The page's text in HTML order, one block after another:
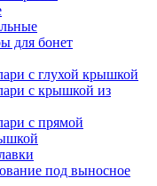
для бонет
с глухой крышкой
с крышкой из
с прямой
под выносное